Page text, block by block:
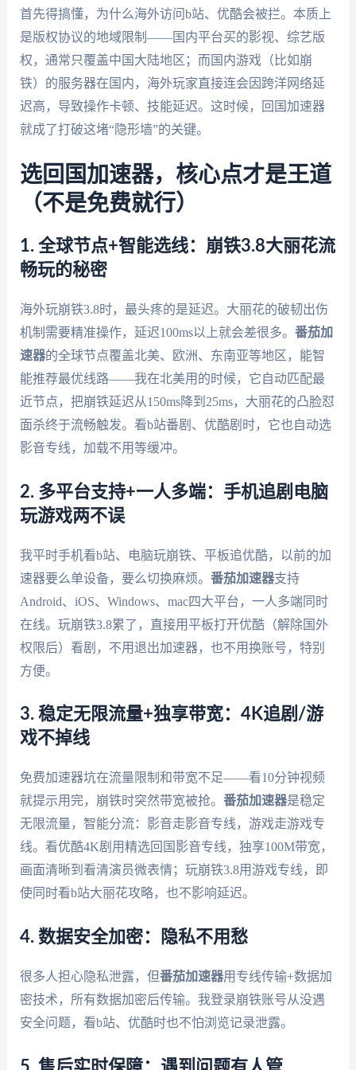
首先得搞懂，为什么海外访问b站、优酷会被拦。本质上
是版权协议的地域限制——国内平台买的影视、综艺版
权，通常只覆盖中国大陆地区；而国内游戏（比如崩
铁）的服务器在国内，海外玩家直接连会因跨洋网络延
迟高，导致操作卡顿、技能延迟。这时候，回国加速器
就成了打破这堵“隐形墙”的关键。
选回国加速器，核心点才是王道
（不是免费就行）
1. 全球节点+智能选线：崩铁3.8大丽花流
畅玩的秘密
海外玩崩铁3.8时，最头疼的是延迟。大丽花的破韧出伤
机制需要精准操作，延迟100ms以上就会差很多。 番茄加
速器的全球节点覆盖北美、欧洲、东南亚等地区，能智
能推荐最优线路——我在北美用的时候，它自动匹配最
近节点，把崩铁延迟从150ms降到25ms，大丽花的凸脸怼
面杀终于流畅触发。看b站番剧、优酷剧时，它也自动选
影音专线，加载不用等缓冲。
2. 多平台支持+一人多端：手机追剧电脑
玩游戏两不误
我平时手机看b站、电脑玩崩铁、平板追优酷，以前的加
速器要么单设备，要么切换麻烦。 番茄加速器支持
Android、iOS、Windows、mac四大平台，一人多端同时
在线。玩崩铁3.8累了，直接用平板打开优酷（解除国外
权限后）看剧，不用退出加速器，也不用换账号，特别
方便。
3. 稳定无限流量+独享带宽：4K追剧/游
戏不掉线
免费加速器坑在流量限制和带宽不足——看10分钟视频
就提示用完，崩铁时突然带宽被抢。 番茄加速器是稳定
无限流量，智能分流：影音走影音专线，游戏走游戏专
线。看优酷4K剧用精选回国影音专线，独享100M带宽，
画面清晰到看清演员微表情；玩崩铁3.8用游戏专线，即
使同时看b站大丽花攻略，也不影响延迟。
4. 数据安全加密：隐私不用愁
很多人担心隐私泄露，但番茄加速器用专线传输+数据加
密技术，所有数据加密后传输。我登录崩铁账号从没遇
安全问题，看b站、优酷时也不怕浏览记录泄露。
5. 售后实时保障：遇到问题有人管